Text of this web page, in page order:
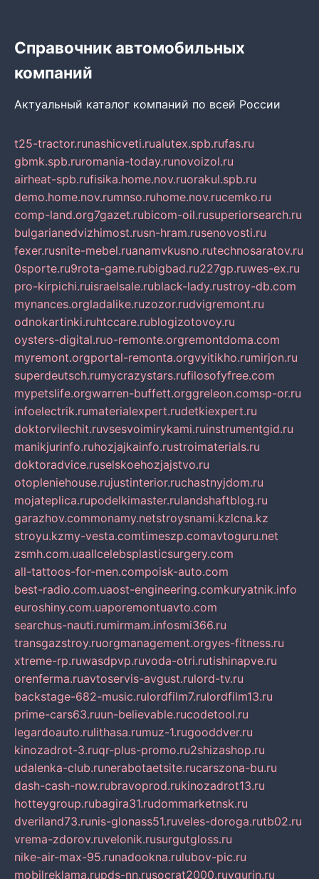
Справочник автомобильных
компаний
Актуальный каталог компаний по всей России
t25-tractor.runashicveti.rualutex.spb.rufas.ru
gbmk.spb.ruromania-today.runovoizol.ru
airheat-spb.rufisika.home.nov.ruorakul.spb.ru
demo.home.nov.rumnso.ruhome.nov.rucemko.ru
comp-land.org7gazet.rubicom-oil.rusuperiorsearch.ru
bulgarianedvizhimost.rusn-hram.rusenovosti.ru
fexer.rusnite-mebel.ruanamvkusno.rutechnosaratov.ru
0sporte.ru9rota-game.rubigbad.ru227gp.ruwes-ex.ru
pro-kirpichi.ruisraelsale.rublack-lady.rustroy-db.com
mynances.orgladalike.ruzozor.rudvigremont.ru
odnokartinki.ruhtccare.rublogizotovoy.ru
oysters-digital.ruo-remonte.orgremontdoma.com
myremont.orgportal-remonta.orgvyitikho.rumirjon.ru
superdeutsch.rumycrazystars.rufilosofyfree.com
mypetslife.orgwarren-buffett.orggreleon.comsp-or.ru
infoelectrik.rumaterialexpert.rudetkiexpert.ru
doktorvilechit.ruvsesvoimirykami.ruinstrumentgid.ru
manikjurinfo.ruhozjajkainfo.rustroimaterials.ru
doktoradvice.ruselskoehozjajstvo.ru
otopleniehouse.rujustinterior.ruchastnyjdom.ru
mojateplica.rupodelkimaster.rulandshaftblog.ru
garazhov.commonamy.netstroysnami.kzlcna.kz
stroyu.kzmy-vesta.comtimeszp.comavtoguru.net
zsmh.com.uaallcelebsplasticsurgery.com
all-tattoos-for-men.compoisk-auto.com
best-radio.com.uaost-engineering.comkuryatnik.info
euroshiny.com.uaporemontuavto.com
searchus-nauti.rumirmam.infosmi366.ru
transgazstroy.ruorgmanagement.orgyes-fitness.ru
xtreme-rp.ruwasdpvp.ruvoda-otri.rutishinapve.ru
orenferma.ruavtoservis-avgust.rulord-tv.ru
backstage-682-music.rulordfilm7.rulordfilm13.ru
prime-cars63.ruun-believable.rucodetool.ru
legardoauto.rulithasa.rumuz-1.rugooddver.ru
kinozadrot-3.ruqr-plus-promo.ru2shizashop.ru
udalenka-club.runerabotaetsite.rucarszona-bu.ru
dash-cash-now.rubravoprod.rukinozadrot13.ru
hotteygroup.rubagira31.rudommarketnsk.ru
dveriland73.runis-glonass51.ruveles-doroga.rutb02.ru
vrema-zdorov.ruvelonik.rusurgutgloss.ru
nike-air-max-95.runadookna.rulubov-pic.ru
mobilreklama.rupds-nn.rusocrat2000.ruvgurin.ru